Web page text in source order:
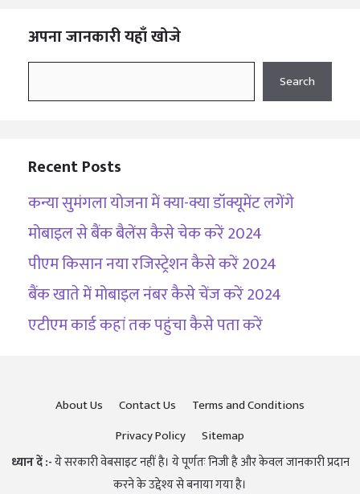
अपना जानकारी यहाँ खोजे
Search
Recent Posts
कन्या सुमंगला योजना में क्या-क्या डॉक्यूमेंट लगेंगे
मोबाइल से बैंक बैलेंस कैसे चेक करें 2024
पीएम किसान नया रजिस्ट्रेशन कैसे करें 2024
बैंक खाते में मोबाइल नंबर कैसे चेंज करें 2024
एटीएम कार्ड कहां तक पहुंचा कैसे पता करें
About Us Contact Us
Terms and Conditions
Privacy Policy
Sitemap
ध्यान दें :-ये सरकारी वेबसाइट नहीं है। ये पूर्णतः निजी है और केवल जानकारी प्रदान
करने के उद्देश्य से बनाया गया है।